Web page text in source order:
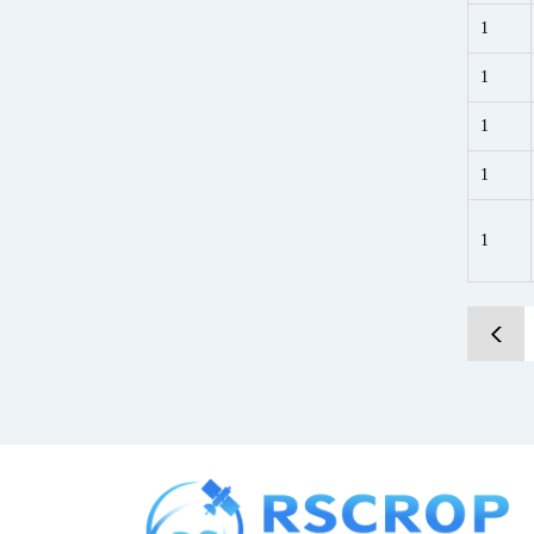
1
1
1
1
1